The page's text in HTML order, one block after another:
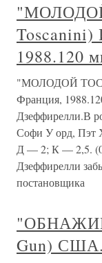
1988.120
"МОЛОДОЙ
Франция,
Дзеффирелли.В
Софи У орд, Пэт
Д — 2; К — 2,5.
Дзеффирелли
постановщика
Gun) США.